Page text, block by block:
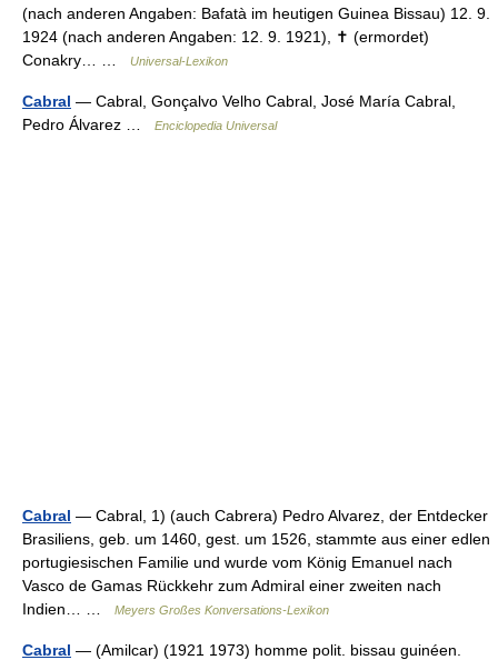
(nach anderen Angaben: Bafatà im heutigen Guinea Bissau) 12. 9.
1924 (nach anderen Angaben: 12. 9. 1921), ✝ (ermordet)
Conakry… …
Universal-Lexikon
Cabral — Cabral, Gonçalvo Velho Cabral, José María Cabral,
Pedro Álvarez …
Enciclopedia Universal
Cabral — Cabral, 1) (auch Cabrera) Pedro Alvarez, der Entdecker
Brasiliens, geb. um 1460, gest. um 1526, stammte aus einer edlen
portugiesischen Familie und wurde vom König Emanuel nach
Vasco de Gamas Rückkehr zum Admiral einer zweiten nach
Indien… …
Meyers Großes Konversations-Lexikon
Cabral — (Amilcar) (1921 1973) homme polit. bissau guinéen.